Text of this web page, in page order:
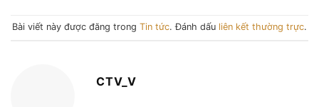
Bài viết này được đăng trong Tin tức. Đánh dấu liên kết thường trực.
CTV_V